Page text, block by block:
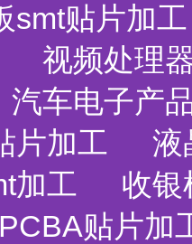
smt贴片加工
视频处理
汽车电子产
片加工
液
加工
收银
贴片加